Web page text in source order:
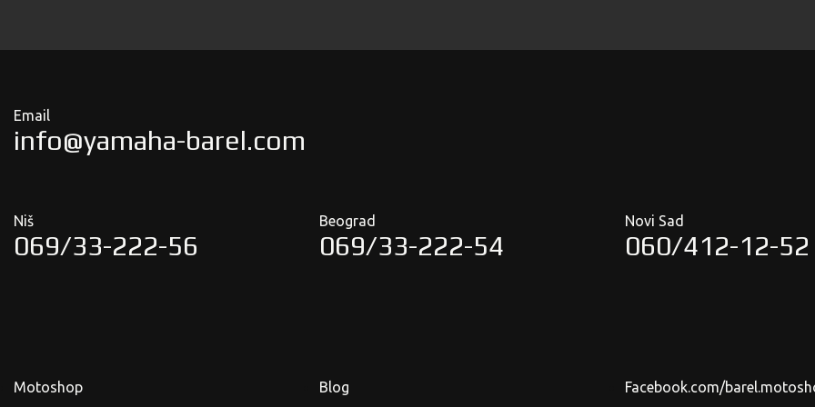
Email
info@yamaha-barel.com
Niš
069/33-222-56
Beograd
069/33-222-54
Novi Sad
060/412-12-52
Motoshop Blog Facebook.com/